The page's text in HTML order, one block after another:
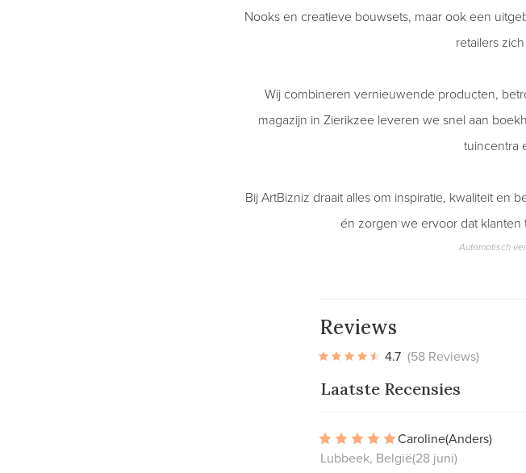
Nooks en creatieve bouwsets, maar ook een
retailers
Wij combineren vernieuwende producten,
magazijn in Zierikzee leveren we snel aan
tuincentra
Bij ArtBizniz draait alles om inspiratie, kwaliteit
én zorgen we ervoor dat
Automatisch
Reviews
4.7 (58 Reviews)
Laatste Recensies
Caroline(Anders)
Lubbeek, België(28 juni)